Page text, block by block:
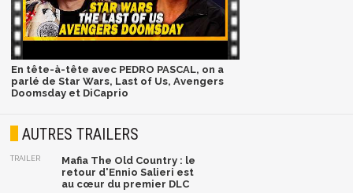
En tête-à-tête avec PEDRO PASCAL, on a
parlé de Star Wars, Last of Us, Avengers
Doomsday et DiCaprio
AUTRES TRAILERS
TRAILER
Mafia The Old Country : le
retour d'Ennio Salieri est
au cœur du premier DLC